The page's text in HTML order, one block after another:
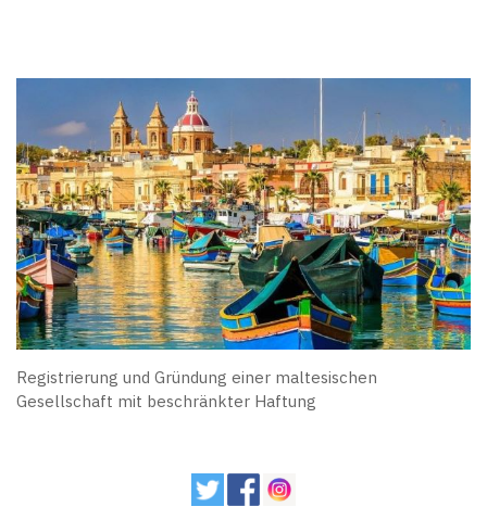
Registrierung und Gründung einer maltesischen
Gesellschaft mit beschränkter Haftung